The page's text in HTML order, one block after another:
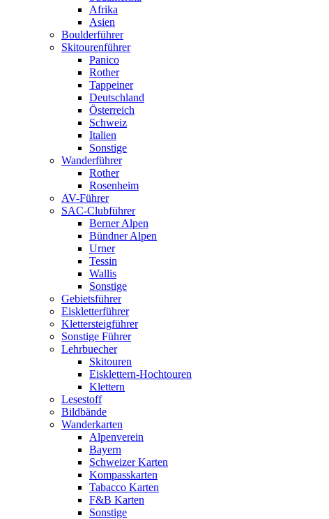
Afrika
Asien
Boulderführer
Skitourenführer
Panico
Rother
Tappeiner
Deutschland
Österreich
Schweiz
Italien
Sonstige
Wanderführer
Rother
Rosenheim
AV-Führer
SAC-Clubführer
Berner Alpen
Bündner Alpen
Urner
Tessin
Wallis
Sonstige
Gebietsführer
Eiskletterführer
Klettersteigführer
Sonstige Führer
Lehrbuecher
Skitouren
Eisklettern-Hochtouren
Klettern
Lesestoff
Bildbände
Wanderkarten
Alpenverein
Bayern
Schweizer Karten
Kompasskarten
Tabacco Karten
F&B Karten
Sonstige